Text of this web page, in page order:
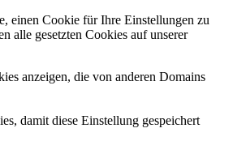
einen Cookie für Ihre Einstellungen zu
alle gesetzten Cookies auf unserer
anzeigen, die von anderen Domains
damit diese Einstellung gespeichert